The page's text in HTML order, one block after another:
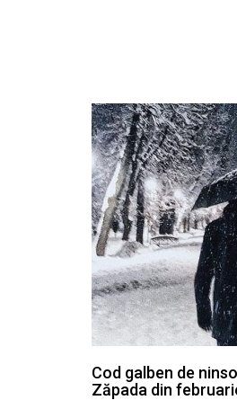
Cod galben de
Zăpada din